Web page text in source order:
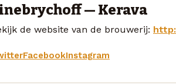
— Kerava
de website van de brouwerij:
FacebookInstagram